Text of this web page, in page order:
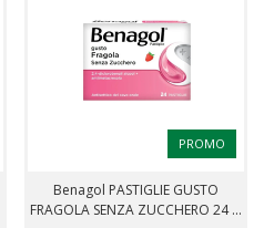
PROMO
Benagol PASTIGLIE GUSTO
FRAGOLA SENZA ZUCCHERO 24 ...